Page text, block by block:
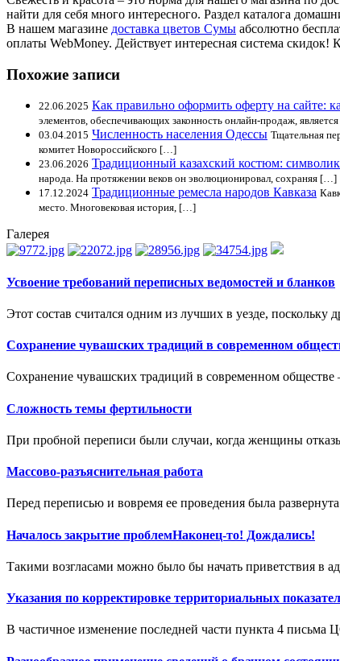
найти для себя много интересного. Раздел каталога
В нашем магазине доставка цветов Сумы абсолютно
оплаты WebMoney. Действует интересная система
Похожие записи
22.06.2025 Как правильно оформить оферту на сайте:
элементов, обеспечивающих законность онлайн-продаж,
03.04.2015 Численность населения Одессы Тщательная
комитет Новороссийского […]
23.06.2026 Традиционный казахский костюм:
народа. На протяжении веков он эволюционировал, сохраняя […]
17.12.2024 Традиционные ремесла народов Кавказа
место. Многовековая история, […]
Галерея
Усвоение требований переписных ведомостей и бланков
Этот состав считался одним из лучших в уезде, поскольку
Сохранение чувашских традиций в современном
Сохранение чувашских традиций в современном обществе
Сложность темы фертильности
При пробной переписи были случаи, когда женщины
Массово-разъяснительная работа
Перед переписью и вовремя ее проведения была развернута
Началось закрытие проблемНаконец-то! Дождались!
Такими возгласами можно было бы начать приветствия в
Указания по корректировке территориальных
В частичное изменение последней части пункта 4 письма